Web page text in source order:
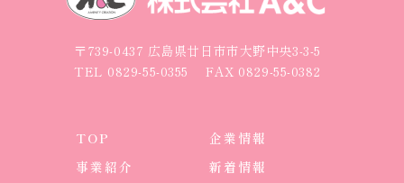
〒739-0437 広島県廿日市市大野中央3-3-5
TEL 0829-55-0355 FAX 0829-55-0382
TOP
事業紹介
企業情報
新着情報